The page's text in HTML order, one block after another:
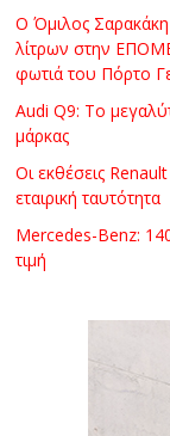
Ο Όμιλος
λίτρων στην
φωτιά του Πόρτο
Audi Q9: Το
μάρκας
Οι εκθέσεις
εταιρική ταυτότητα
Mercedes-Benz:
τιμή